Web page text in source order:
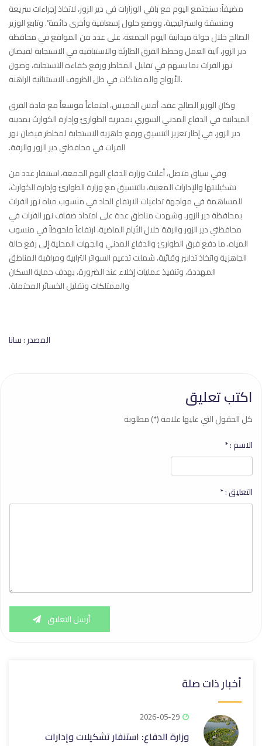
مضيفاً: سنجتمع اليوم مع باقي الوزارات في دير الزور، لاتخاذ ‏إجراءات ‏سريعة
ومنسقة واستراتيجية، ووضع حلول إسعافية ‏وأخرى دائمة”.‏ وتابع الوزير
الصالح ‏خلال جولة ميدانية اليوم الجمعة، على عدد ‏من المواقع في محافظة
دير ‏الزور، آلية ‏العمل وخطط الفرق ‏الطارئة والاستباقية في الاستجابة ‌‏لفيضان
نهر ‏الفرات بما يسهم في ‏تقليل المخاطر ورفع كفاءة ‌‏الاستجابة، وصون
‏الأرواح والممتلكات ‏في ظل الظروف ‌‏الاستثنائية الراهنة.
‏ وكان الوزير الصالح عقد، أمس الخميس، اجتماعاً موسعاً مع قادة ‏الفرق
‏الميدانية في الدفاع المدني السوري بمديرية الطوارئ وإدارة ‏الكوارث ‏بمدينة
دير الزور، في إطار تعزيز التنسيق ورفع جاهزية ‏الاستجابة ‏لمخاطر فيضان نهر
الفرات في محافظتي دير الزور ‏والرقة.‏
وفي سياق متصل، أعلنت وزارة الدفاع اليوم الجمعة، استنفار عدد ‏من
‏تشكيلاتها والإدارات المعنية، بالتنسيق مع وزارة الطوارئ ‏وإدارة ‏الكوارث،
للمساهمة في مواجهة تداعيات الارتفاع الحاد في ‏منسوب مياه ‏نهر الفرات
بمحافظة دير الزور.‏ وشهدت مناطق عدة على امتداد ضفاف نهر الفرات في
محافظتي ‏دير ‏الزور والرقة خلال الأيام الماضية، ارتفاعاً ملحوظاً في ‏منسوب
المياه، ‏ما دفع فرق الطوارئ والدفاع المدني والجهات ‏المحلية إلى رفع حالة
‏الجاهزية واتخاذ تدابير وقائية، شملت تدعيم ‏السواتر الترابية ومراقبة ‏المناطق
المهددة، وتنفيذ عمليات إخلاء عند ‏الضرورة، بهدف حماية ‏السكان
والممتلكات وتقليل الخسائر ‏المحتملة.‏
المصدر : سانا
اكتب تعليق
كل الحقول التي عليها علامة (*) مطلوبة
الاسم :*
التعليق :*
أرسل التعليق
أخبار ذات صلة
2026-05-29
وزارة الدفاع: استنفار تشكيلات وإدارات